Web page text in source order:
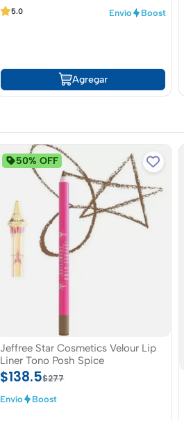
5.0 Envío Boost
Agregar
50% OFF
Jeffree Star Cosmetics Velour Lip
Liner Tono Posh Spice
$138.5$277
Envío Boost